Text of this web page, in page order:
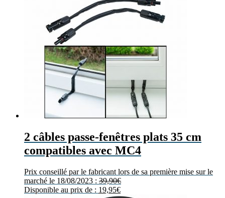
2 câbles passe-fenêtres plats 35 cm
compatibles avec MC4
Prix conseillé par le fabricant lors de sa première mise sur le
marché le 18/08/2023 : 39,90€
Disponible au prix de : 19,95€